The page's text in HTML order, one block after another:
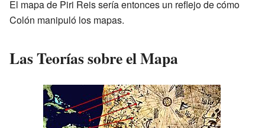
El mapa de Piri Reis sería entonces un reflejo de cómo
Colón manipuló los mapas.
Las Teorías sobre el Mapa